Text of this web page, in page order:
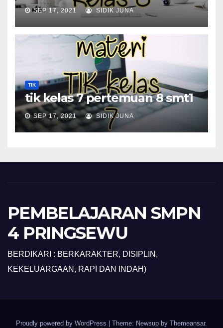
SEP 17, 2021 SIDIK JUNA
TIK
tik kelas 7 pertemuan 8 smt1
SEP 17, 2021 SIDIK JUNA
PEMBELAJARAN SMPN
4 PRINGSEWU
BERDIKARI : BERKARAKTER, DISIPLIN,
KEKELUARGAAN, RAPI DAN INDAH)
Proudly powered by WordPress | Theme: Newsup by Themeansar.